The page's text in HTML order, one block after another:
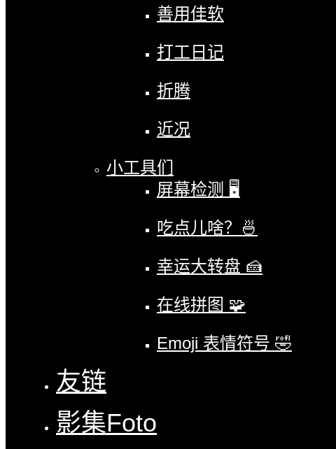
善用佳软
打工日记
折腾
近况
小工具们
屏幕检测 🖥
吃点儿啥？🍜
幸运大转盘 🍰
在线拼图 🧩
Emoji 表情符号 🤣
友链
影集Foto